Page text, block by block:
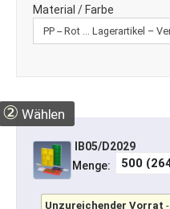
Material / Farbe
② Wählen
IB05/D2029
Menge:
Unzureichender Vorrat -